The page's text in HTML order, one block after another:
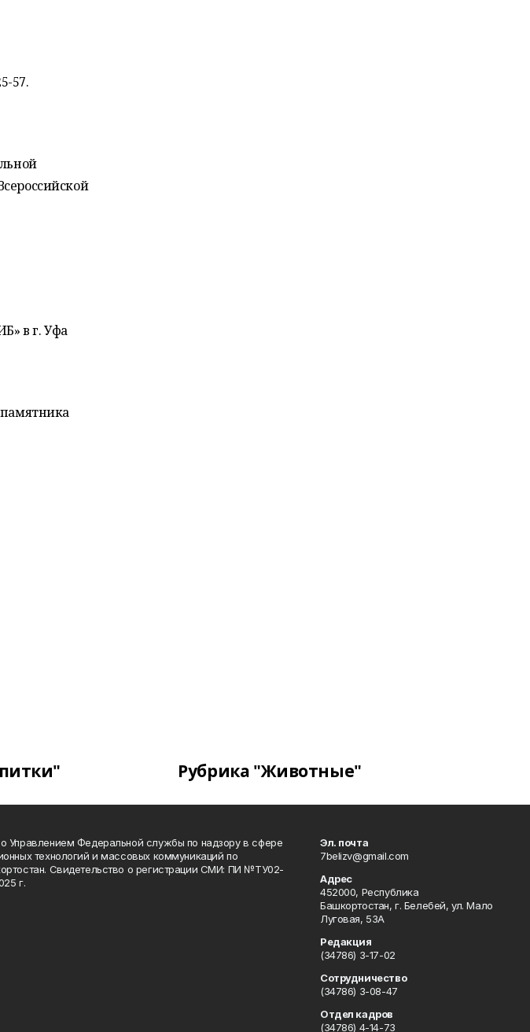
57.
в г. Уфа
Рубрика "Животные"
Управлением Федеральной службы по надзору в сфере
технологий и массовых коммуникаций по
Свидетельство о регистрации СМИ: ПИ №ТУ02-
г.
Эл. почта
7belizv@gmail.com
Адрес
452000, Республика
Башкортостан, г. Белебей, ул. Мало
Луговая, 53А
Редакция
(34786) 3-17-02
Сотрудничество
(34786) 3-08-47
Отдел кадров
(34786) 4-14-73